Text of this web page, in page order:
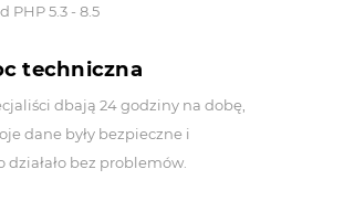
PHP 5.3 - 8.5
techniczna
dbają 24 godziny na dobę,
dane były bezpieczne i
działało bez problemów.